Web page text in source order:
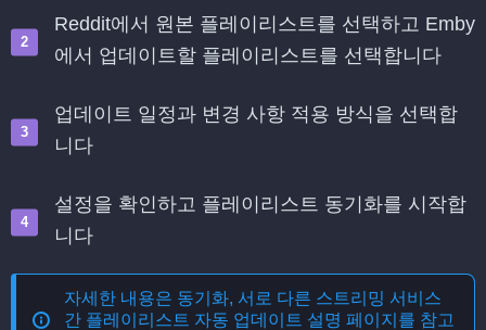
Reddit에서 원본 플레이리스트를 선택하고 Emby
에서 업데이트할 플레이리스트를 선택합니다
업데이트 일정과 변경 사항 적용 방식을 선택합
니다
설정을 확인하고 플레이리스트 동기화를 시작합
니다
자세한 내용은 동기화, 서로 다른 스트리밍 서비스
간 플레이리스트 자동 업데이트 설명 페이지를 참고